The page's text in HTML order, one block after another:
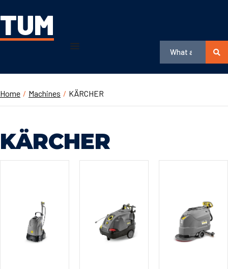
TUM
Home / Machines / KÄRCHER
KÄRCHER